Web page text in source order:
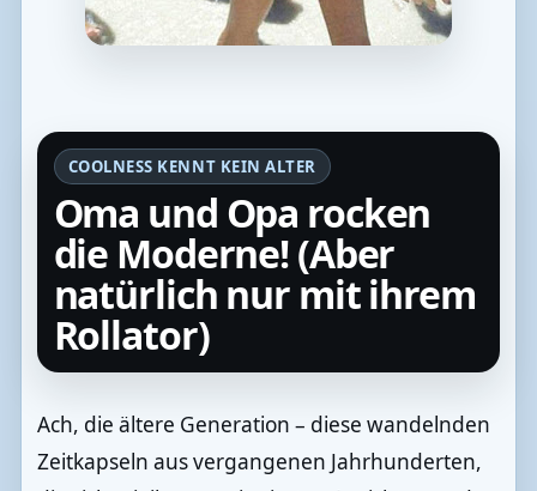
COOLNESS KENNT KEIN ALTER
Oma und Opa rocken
die Moderne! (Aber
natürlich nur mit ihrem
Rollator)
Ach, die ältere Generation – diese wandelnden
Zeitkapseln aus vergangenen Jahrhunderten,